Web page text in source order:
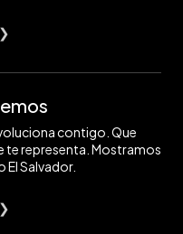
contigo. Que
te representa. Mostramos
El Salvador.